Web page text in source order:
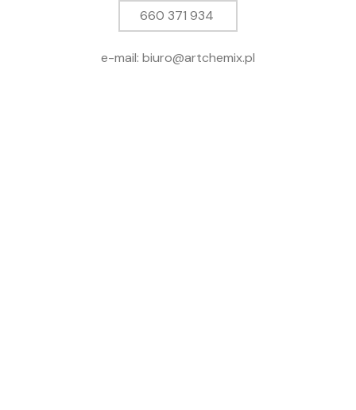
660 371 934
e-mail: biuro@artchemix.pl